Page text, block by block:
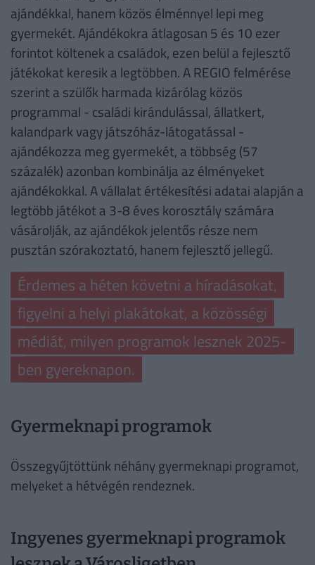
ajándékkal, hanem közös élménnyel lepi meg
gyermekét. Ajándékokra átlagosan 5 és 10 ezer
forintot költenek a családok, ezen belül a fejlesztő
játékokat keresik a legtöbben. A REGIO felmérése
szerint a szülők harmada kizárólag közös
programmal - családi kirándulással, állatkert,
kalandpark vagy játszóház-látogatással -
ajándékozza meg gyermekét, a többség (57
százalék) azonban kombinálja az élményeket
ajándékokkal. A vállalat értékesítési adatai alapján a
legtöbb játékot a 3-8 éves korosztály számára
vásárolják, az ajándékok jelentős része nem
pusztán szórakoztató, hanem fejlesztő jellegű.
Érdemes a héten követni a híradásokat,
figyelni a helyi plakátokat, a közösségi
médiát, milyen programok lesznek 2025-
ben gyereknapon.
Gyermeknapi programok
Összegyűjtöttünk néhány gyermeknapi programot,
melyeket a hétvégén rendeznek.
Ingyenes gyermeknapi programok